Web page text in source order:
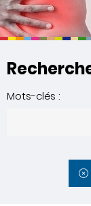
Mots-clés :